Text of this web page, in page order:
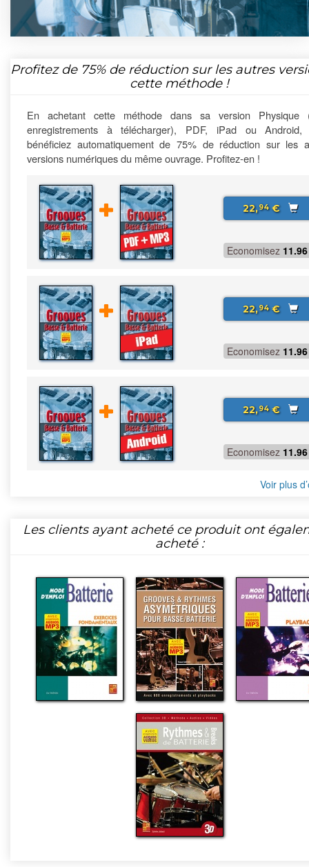
Profitez de 75%de réduction sur les autres
cette méthode !
En achetant cette méthode dans sa version Physique
enregistrements à télécharger), PDF, iPad ou Android,
bénéficiez automatiquement de 75% de réduction sur les
versions numériques du même ouvrage. Profitez-en !
22,94€
Economisez 11.96
22,94€
Economisez 11.96
22,94€
Economisez 11.96
Voir plus
Les clients ayant acheté ce produit ont
acheté :